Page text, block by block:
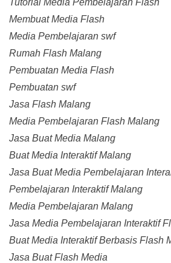
Tutorial Media Pembelajaran Flash
Membuat Media Flash
Media Pembelajaran swf
Rumah Flash Malang
Pembuatan Media Flash
Pembuatan swf
Jasa Flash Malang
Media Pembelajaran Flash Malang
Jasa Buat Media Malang
Buat Media Interaktif Malang
Jasa Buat Media Pembelajaran
Pembelajaran Interaktif Malang
Media Pembelajaran Malang
Jasa Media Pembelajaran Interaktif
Buat Media Interaktif Berbasis Flash
Jasa Buat Flash Media